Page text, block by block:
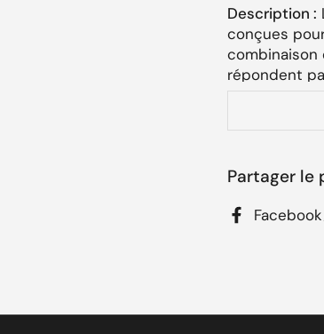
Description :
conçues
combinaison
répondent
ou de toute
elles
en néoprène
difficiles.
Full
Partager le
Facebook